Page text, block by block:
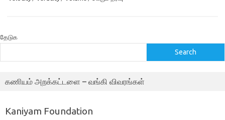
தேடுக
Search
கணியம் அறக்கட்டளை – வங்கி விவரங்கள்
Kaniyam Foundation